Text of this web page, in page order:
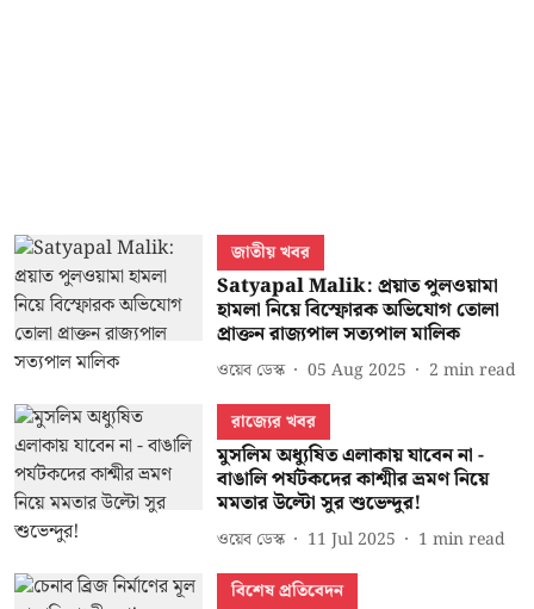
জাতীয় খবর
Satyapal Malik: প্রয়াত পুলওয়ামা
হামলা নিয়ে বিস্ফোরক অভিযোগ তোলা
প্রাক্তন রাজ্যপাল সত্যপাল মালিক
ওয়েব ডেস্ক 05 Aug 2025 2 min read
রাজ্যের খবর
মুসলিম অধ্যুষিত এলাকায় যাবেন না -
বাঙালি পর্যটকদের কাশ্মীর ভ্রমণ নিয়ে
মমতার উল্টো সুর শুভেন্দুর!
ওয়েব ডেস্ক 11 Jul 2025 1 min read
বিশেষ প্রতিবেদন